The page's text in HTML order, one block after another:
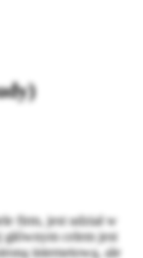
firm, jest udział w
celem jest
internetową, ale